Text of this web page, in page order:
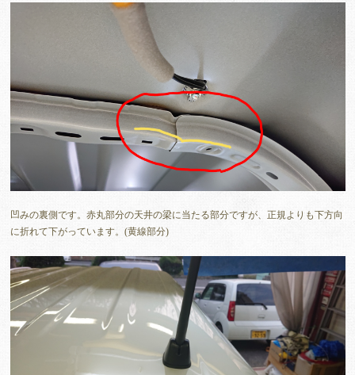
凹みの裏側です。赤丸部分の天井の梁に当たる部分ですが、正規よりも下方向
に折れて下がっています。(黄線部分)